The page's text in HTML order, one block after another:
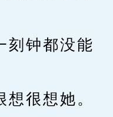
钟都没能
很想她。